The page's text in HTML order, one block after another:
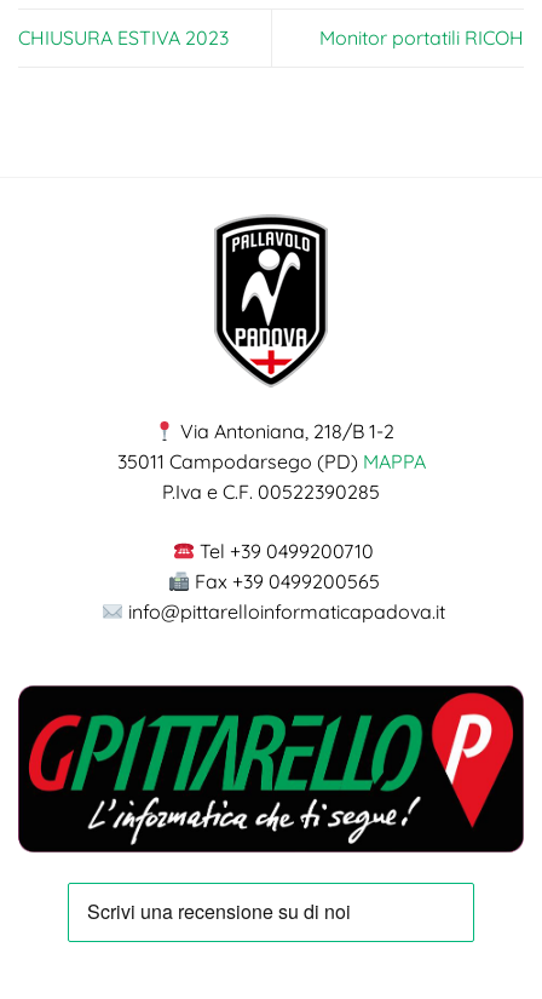
CHIUSURA ESTIVA 2023 Monitor portatili RICOH
Via Antoniana, 218/B 1-2
35011 Campodarsego (PD) MAPPA
P.Iva e C.F. 00522390285
Tel +39 0499200710
Fax +39 0499200565
info@pittarelloinformaticapadova.it